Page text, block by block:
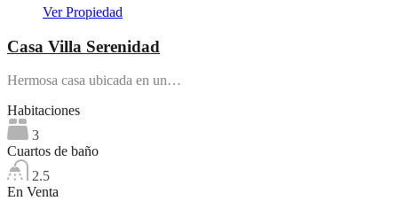
Ver Propiedad
Casa Villa Serenidad
Hermosa casa ubicada en un…
Habitaciones
3
Cuartos de baño
2.5
En Venta